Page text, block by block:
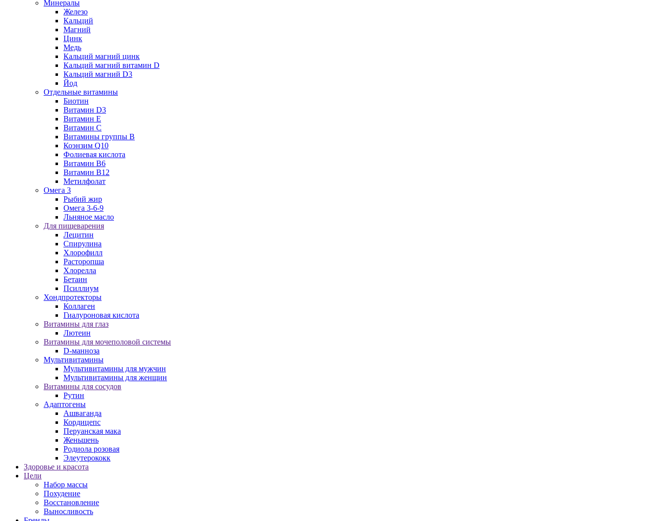
Минералы
Железо
Кальций
Магний
Цинк
Медь
Кальций магний цинк
Кальций магний витамин D
Кальций магний D3
Йод
Отдельные витамины
Биотин
Витамин D3
Витамин E
Витамин C
Витамины группы B
Коэнзим Q10
Фолиевая кислота
Витамин B6
Витамин B12
Метилфолат
Омега 3
Рыбий жир
Омега 3-6-9
Льняное масло
Для пищеварения
Лецитин
Спирулина
Хлорофилл
Расторопша
Хлорелла
Бетаин
Псиллиум
Хондпротекторы
Коллаген
Гиалуроновая кислота
Витамины для глаз
Лютеин
Витамины для мочеполовой системы
D-манноза
Мультивитамины
Мультивитамины для мужчин
Мультивитамины для женщин
Витамины для сосудов
Рутин
Адаптогены
Ашваганда
Кордицепс
Перуанская мака
Женьшень
Родиола розовая
Элеутерококк
Здоровье и красота
Цели
Набор массы
Похудение
Восстановление
Выносливость